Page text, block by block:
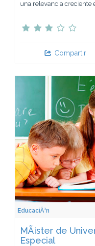
una relevancia creciente
Compartir
EducaciÃ³n
MÃ¡ster de
Especial